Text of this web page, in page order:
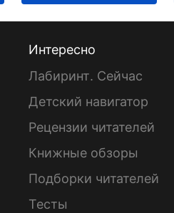
Интересно
Лабиринт. Сейчас
Детский навигатор
Рецензии читателей
Книжные обзоры
Подборки читателей
Тесты